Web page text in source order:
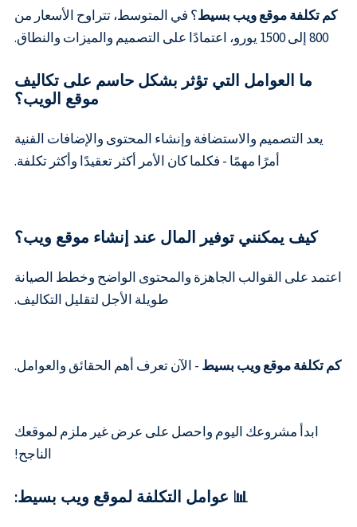
كم تكلفة موقع ويب بسيط؟ في المتوسط، تتراوح الأسعار من
800 إلى 1500 يورو، اعتمادًا على التصميم والميزات والنطاق.
ما العوامل التي تؤثر بشكل حاسم على تكاليف
موقع الويب؟
يعد التصميم والاستضافة وإنشاء المحتوى والإضافات الفنية
أمرًا مهمًا - فكلما كان الأمر أكثر تعقيدًا وأكثر تكلفة.
كيف يمكنني توفير المال عند إنشاء موقع ويب؟
اعتمد على القوالب الجاهزة والمحتوى الواضح وخطط الصيانة
طويلة الأجل لتقليل التكاليف.
كم تكلفة موقع ويب بسيط - الآن تعرف أهم الحقائق والعوامل.
ابدأ مشروعك اليوم واحصل على عرض غير ملزم لموقعك
الناجح!
📊 عوامل التكلفة لموقع ويب بسيط: